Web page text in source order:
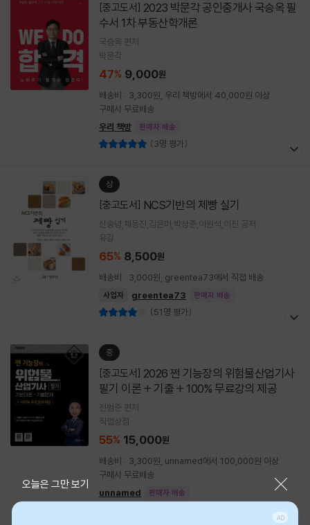
[중고도서]
수서 1차 부동산학개론
국승옥 편저
박문각
47% 9,000원
배송비 : 3,300원, 우리 책방에서 40,000원 이상
구매시 무료배송
우리 책방
판매자 배송
(3명 평가)
상
[중고도서] NCS기반의 제빵 실기
신숭녕,채동진,김은미,박상준,이원석,이진 공저
유강
65% 8,500원
배송비 : 3,000원, greentea73에서 직접 배송
사업자 greentea73 판매자 배송
(51명 평가)
중
[중고도서]
필기 이론 + 기출 + 100% 무료강의 제공
전범준 편저
직업상점
55% 15,000원
배송비 : 3,300원, unnamed에서 100,000원 이상
구매시 무료배송
unnamed
판매자 배송
오늘은 그만 보기